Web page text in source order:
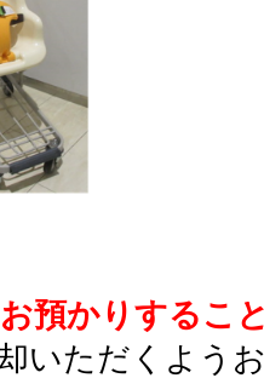
お預かりするこ
いただくよう